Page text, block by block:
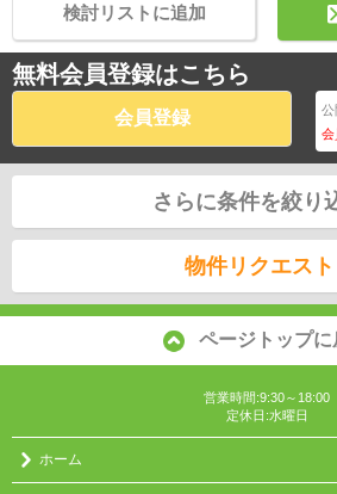
検討リストに追加
無料会員登録はこちら
会員登録
さらに条件を絞り
物件リクエスト
ページトップに
営業時間:9:30～18:00
定休日:水曜日
ホーム